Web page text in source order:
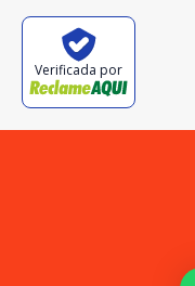
Verificada por